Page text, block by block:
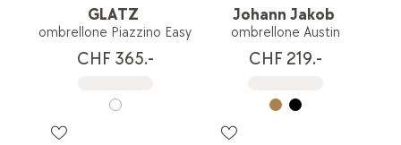
GLATZ
ombrellone Piazzino Easy
CHF 365.-
Johann Jakob
ombrellone Austin
CHF 219.-